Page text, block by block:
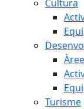
Cultura
Turisme